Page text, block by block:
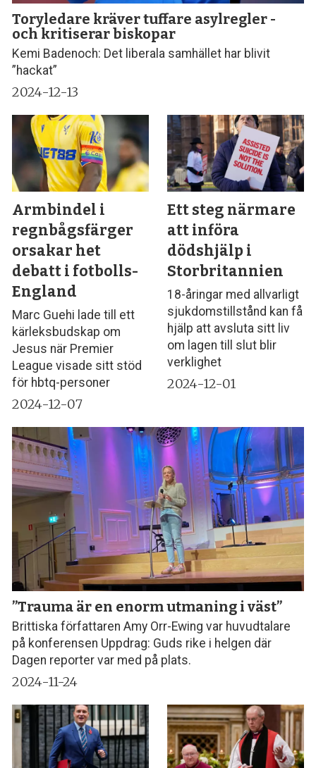
Toryledare kräver tuffare asylregler -
och kritiserar biskopar
Kemi Badenoch: Det liberala samhället har blivit
”hackat”
2024-12-13
Armbindel i
regnbågsfärger
orsakar het
debatt i fotbolls-
England
Marc Guehi lade till ett
kärleksbudskap om
Jesus när Premier
League visade sitt stöd
för hbtq-personer
2024-12-07
Ett steg närmare
att införa
dödshjälp i
Storbritannien
18-åringar med allvarligt
sjukdomstillstånd kan få
hjälp att avsluta sitt liv
om lagen till slut blir
verklighet
2024-12-01
”Trauma är en enorm utmaning i väst”
Brittiska författaren Amy Orr-Ewing var huvudtalare
på konferensen Uppdrag: Guds rike i helgen där
Dagen reporter var med på plats.
2024-11-24